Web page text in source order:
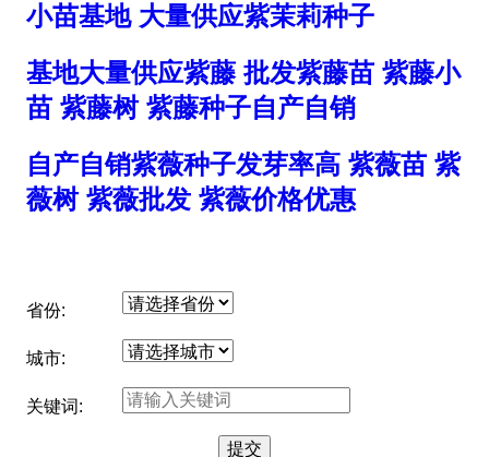
小苗基地 大量供应紫茉莉种子
基地大量供应紫藤 批发紫藤苗 紫藤小
苗 紫藤树 紫藤种子自产自销
自产自销紫薇种子发芽率高 紫薇苗 紫
薇树 紫薇批发 紫薇价格优惠
省份:
城市:
关键词: